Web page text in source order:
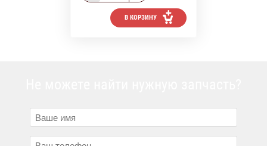
В КОРЗИНУ